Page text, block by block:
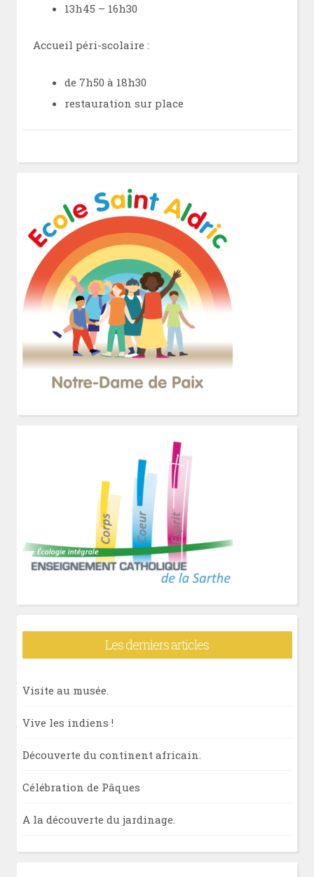
13h45 – 16h30
Accueil péri-scolaire :
de 7h50 à 18h30
restauration sur place
Les derniers articles
Visite au musée.
Vive les indiens !
Découverte du continent africain.
Célébration de Pâques
A la découverte du jardinage.